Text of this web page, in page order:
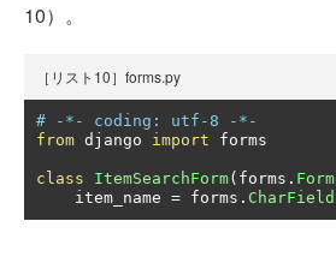
10）。
［リスト10］forms.py
# -*- coding: utf-8 -*-
from django import forms
class ItemSearchForm( forms . Form
    item_name
= forms . CharField